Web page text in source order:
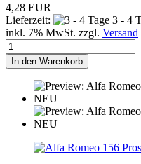
4,28 EUR
Lieferzeit:
3 - 4
inkl. 7% MwSt. zzgl. Versand
In den Warenkorb